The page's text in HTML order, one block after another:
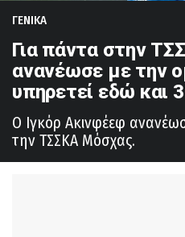
ΓΕΝΙΚΑ
Για πάντα στην
ανανέωσε με την
υπηρετεί εδώ και
Ο Ιγκόρ Ακινφέεφ
την ΤΣΣΚΑ Μόσχας.